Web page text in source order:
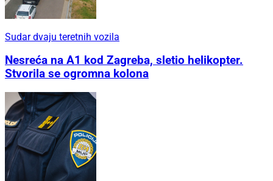
Sudar dvaju teretnih vozila
Nesreća na A1 kod Zagreba, sletio helikopter.
Stvorila se ogromna kolona